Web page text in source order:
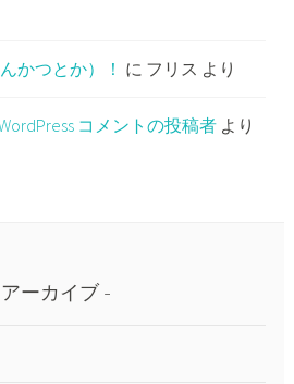
かつとか）！ に フリス より
コメントの投稿者 より
アーカイブ